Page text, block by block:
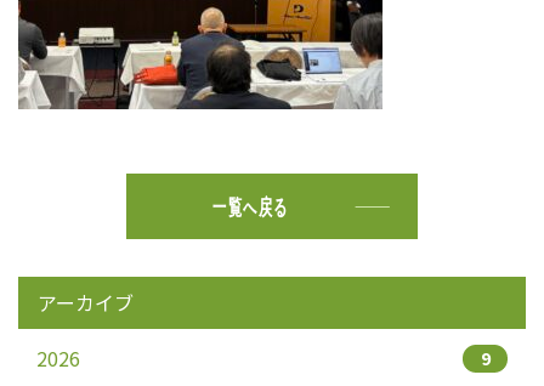
一覧へ戻る
アーカイブ
2026
9